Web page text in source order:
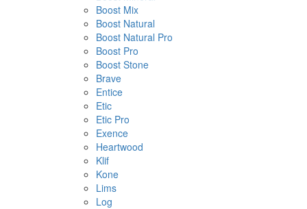
Boost Mix
Boost Natural
Boost Natural Pro
Boost Pro
Boost Stone
Brave
Entice
Etic
Etic Pro
Exence
Heartwood
Klif
Kone
Lims
Log